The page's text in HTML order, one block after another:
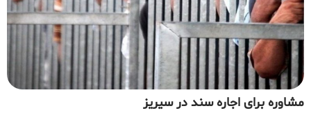
مشاوره برای اجاره سند در سیریز